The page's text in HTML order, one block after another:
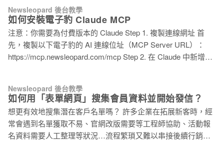
寫名稱和 MCP 伺服器 URL
MCP Server Step 1. 複製連線網址 首先，複製以下電子豹的 AI
連線位址（MCP Server URL）：
https://mcp.newsleopard.com/mcp Step 2. 在 Lovable 中新增連
線 開啟你的 Lovable 桌面版或是瀏覽器，進入左下角的
Settings，找到 Connectors，點選 Custom，Server name 輸
Newsleopard 後台教學
如何安裝電子豹 Claude MCP
注意：你需要為付費版本的 Claude Step 1. 複製連線網址 首
先，複製以下電子豹的 AI 連線位址（MCP Server URL）：
https://mcp.newsleopard.com/mcp Step 2. 在 Claude 中新增連
connector 按鈕點選，名稱輸入電子豹，貼上剛剛複製的連線網
址後點擊「Add」即可接上。 Step 3. OAuth 一鍵授權登入 確認
連接後（通常一至兩秒 Claude 就能讀取到電子豹的身份），點
選「Connect」。使用你的電子豹帳號 Email、密碼登入，點擊
「授權電子豹」，Claude 正式成為你的後台接管了！ Step 4.
Newsleopard 後台教學
如何用「表單網頁」搜集會員資料並開始發信？
想更有效地搜集潛在客戶名單嗎？ 許多企業在拓展新客時，經
常會遇到名單獲取不易、官網改版需要等工程師協助、活動報
名資料需要人工整理等狀況…流程繁瑣又難以串接後續行銷。